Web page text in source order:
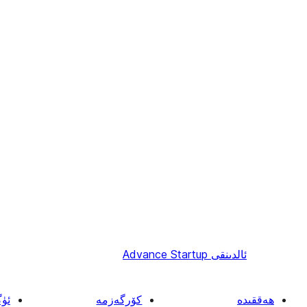
ئالدىنقى Advance Startup
ھەققىدە كۆرگەزمە